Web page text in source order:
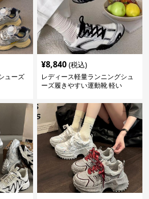
ューズ
¥8,840 (税込)
レディース軽量ランニングシュ
ーズ履きやすい運動靴 軽い